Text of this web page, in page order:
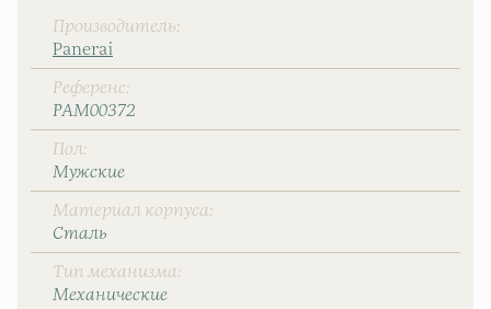
Производитель
Panerai
Референс
PAM00372
Пол
Мужские
Материал корпуса
Сталь
Тип механизма
Механические